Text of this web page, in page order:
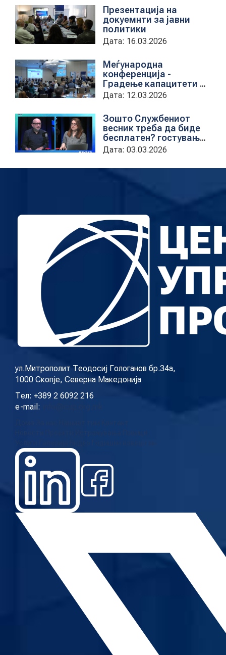
Презентација на
докуемнти за јавни
политики
Дата: 16.03.2026
Меѓународна
конференција -
Градење капацитети на
институциите за обука
на државни
службеници
Дата: 12.03.2026
Зошто Службениот
весник треба да биде
бесплатен? гостување
на проектната
кородинаторка во ЦУП
Анета Иванова
поткастот Rishatzi
Дата: 03.03.2026
ул.Митрополит Теодосиј Гологанов бр.34а,
1000 Скопје, Северна Македонија
Тел: +389 2 6092 216
e-mail: